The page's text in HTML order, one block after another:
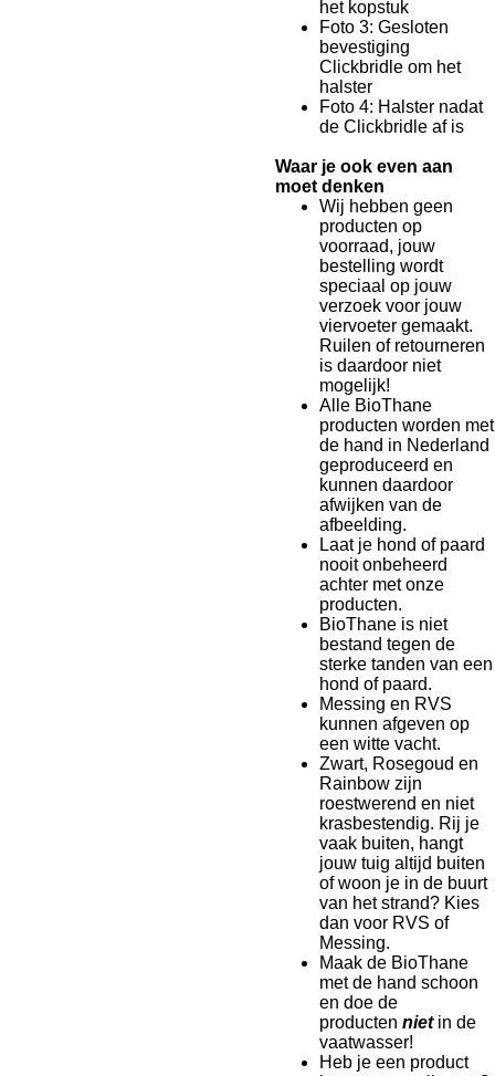
het kopstuk
Foto 3: Gesloten
bevestiging
Clickbridle om het
halster
Foto 4: Halster nadat
de Clickbridle af is
Waar je ook even aan
moet denken
Wij hebben geen
producten op
voorraad, jouw
bestelling wordt
speciaal op jouw
verzoek voor jouw
viervoeter gemaakt.
Ruilen of retourneren
is daardoor niet
mogelijk!
Alle BioThane
producten worden met
de hand in Nederland
geproduceerd en
kunnen daardoor
afwijken van de
afbeelding.
Laat je hond of paard
nooit onbeheerd
achter met onze
producten.
BioThane is niet
bestand tegen de
sterke tanden van een
hond of paard.
Messing en RVS
kunnen afgeven op
een witte vacht.
Zwart, Rosegoud en
Rainbow zijn
roestwerend en niet
krasbestendig. Rij je
vaak buiten, hangt
jouw tuig altijd buiten
of woon je in de buurt
van het strand? Kies
dan voor RVS of
Messing.
Maak de BioThane
met de hand schoon
en doe de
producten nietin de
vaatwasser!
Heb je een product